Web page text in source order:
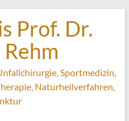
Prof. Dr.
Rehm
Sportmedizin,
Naturheilverfahren,